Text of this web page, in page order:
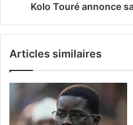
Kolo Touré annonce
Articles similaires